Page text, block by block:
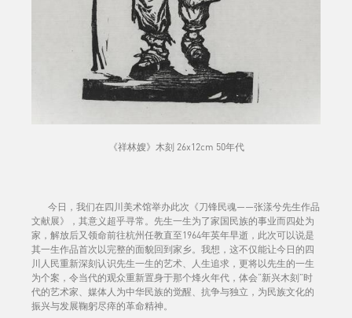
《祥林嫂》木刻 26x12cm 50年代
今日，我们在四川美术馆举办此次《刀锋民魂——张漾兮先生作品
文献展》，其意义超乎寻常。先生一生为了家国民族的事业而四处为
家，解放后又领命前往杭州任教直至1964年英年早逝，此次可以说是
其一生作品首次以完整的面貌回到家乡。我想，这不仅能让今日的四
川人民重新深刻认识先生一生的艺术、人生追求，更将以先生的一生
为个案，令当代的观众重新置身于那个烽火年代，体会“新兴木刻”时
代的艺术家、媒体人为中华民族的觉醒、抗争与独立，为民族文化的
振兴与发展鞠躬尽瘁的革命精神。